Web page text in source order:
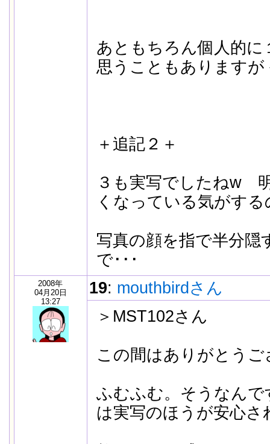
あともちろん個人的に
思うこともありますが
＋追記２＋
３も実写でしたねw
くなっている気がする
写真の顔を指で半分隠
で･･･
2008年
04月20日
13:27
19: mouthbirdさん
＞MST102さん
この間はありがとう
ふむふむ。そうなん
は実写のほうが安心